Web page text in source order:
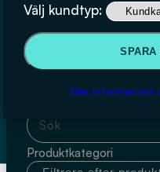
Välj kundtyp:
SPARA
Mer information
Sök & filtrera
Sök med fritext
Produktkategori